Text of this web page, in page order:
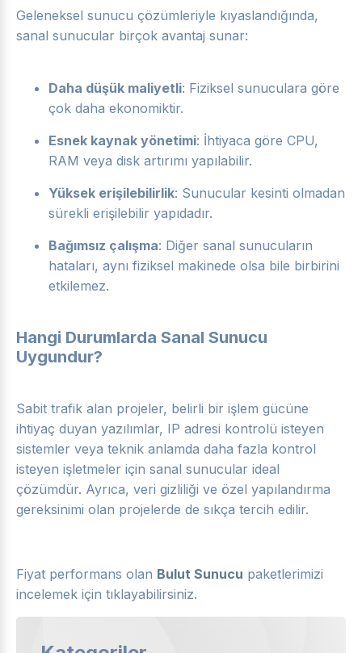
Geleneksel sunucu çözümleriyle kıyaslandığında,
sanal sunucular birçok avantaj sunar:
Daha düşük maliyetli: Fiziksel sunuculara göre
çok daha ekonomiktir.
Esnek kaynak yönetimi: İhtiyaca göre CPU,
RAM veya disk artırımı yapılabilir.
Yüksek erişilebilirlik: Sunucular kesinti olmadan
sürekli erişilebilir yapıdadır.
Bağımsız çalışma: Diğer sanal sunucuların
hataları, aynı fiziksel makinede olsa bile birbirini
etkilemez.
Hangi Durumlarda Sanal Sunucu
Uygundur?
Sabit trafik alan projeler, belirli bir işlem gücüne
ihtiyaç duyan yazılımlar, IP adresi kontrolü isteyen
sistemler veya teknik anlamda daha fazla kontrol
isteyen işletmeler için sanal sunucular ideal
çözümdür. Ayrıca, veri gizliliği ve özel yapılandırma
gereksinimi olan projelerde de sıkça tercih edilir.
Fiyat performans olan Bulut Sunucu paketlerimizi
incelemek için tıklayabilirsiniz.